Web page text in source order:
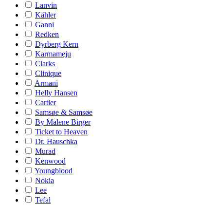
Lanvin
Kähler
Ganni
Redken
Dyrberg Kern
Karmameju
Clarks
Clinique
Armani
Helly Hansen
Cartier
Samsøe & Samsøe
By Malene Birger
Ticket to Heaven
Dr. Hauschka
Murad
Kenwood
Youngblood
Nokia
Lee
Tefal